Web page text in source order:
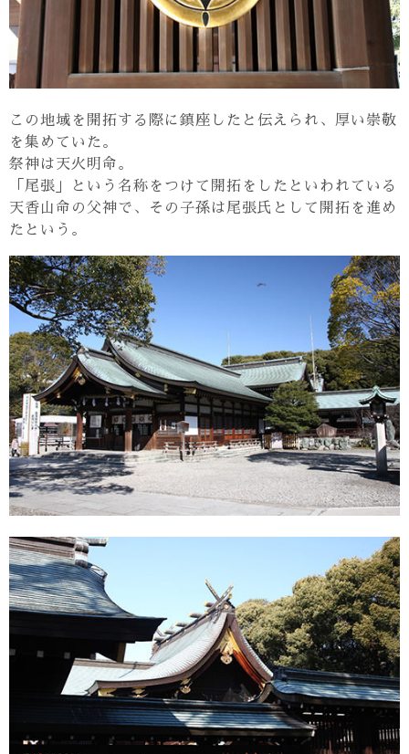
この地域を開拓する際に鎮座したと伝えられ、厚い崇敬
を集めていた。
祭神は天火明命。
「尾張」という名称をつけて開拓をしたといわれている
天香山命の父神で、その子孫は尾張氏として開拓を進め
たという。